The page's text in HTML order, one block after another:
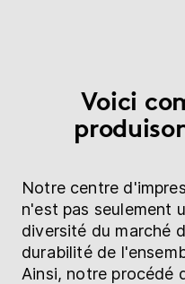
Voici
Notre centre
n'est pas seulement
diversité du marché
durabilité de
Ainsi, notre procédé